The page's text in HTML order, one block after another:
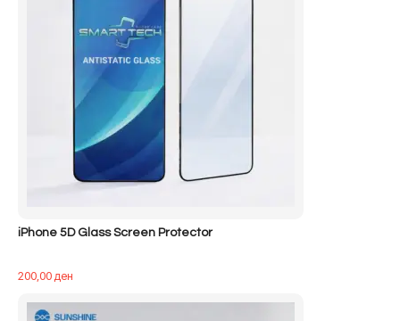
iPhone 5D Glass Screen Protector
200,00ден